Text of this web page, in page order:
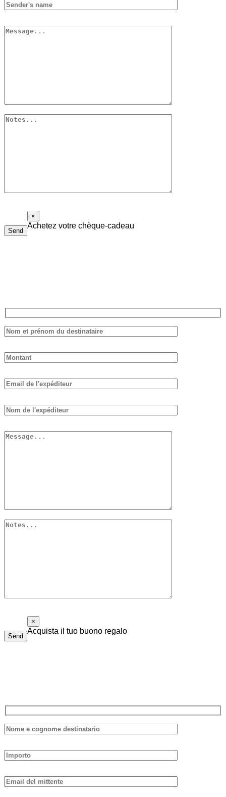
Send
×
Achetez votre chèque-cadeau
Send
×
Acquista il tuo buono regalo